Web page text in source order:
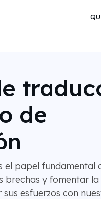
de
el papel fundamental
brechas y fomentar la
esfuerzos con